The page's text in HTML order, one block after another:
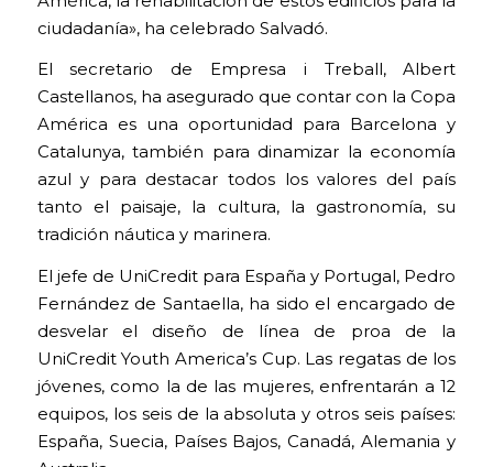
ciudadanía», ha celebrado Salvadó.
El secretario de Empresa i Treball, Albert
Castellanos, ha asegurado que contar con la Copa
América es una oportunidad para Barcelona y
Catalunya, también para dinamizar la economía
azul y para destacar todos los valores del país
tanto el paisaje, la cultura, la gastronomía, su
tradición náutica y marinera.
El jefe de UniCredit para España y Portugal, Pedro
Fernández de Santaella, ha sido el encargado de
desvelar el diseño de línea de proa de la
UniCredit Youth America’s Cup. Las regatas de los
jóvenes, como la de las mujeres, enfrentarán a 12
equipos, los seis de la absoluta y otros seis países:
España, Suecia, Países Bajos, Canadá, Alemania y